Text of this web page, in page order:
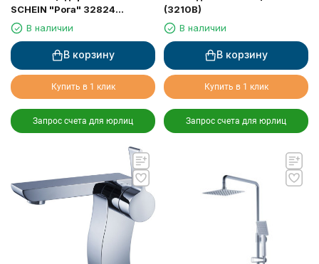
SCHEIN "Рога" 32824
двойные
В наличии
В корзину
Купить в 1 клик
Запрос счета для юрлиц
(3210B)
В наличии
В корзину
Купить в 1 клик
Запрос счета для юрлиц